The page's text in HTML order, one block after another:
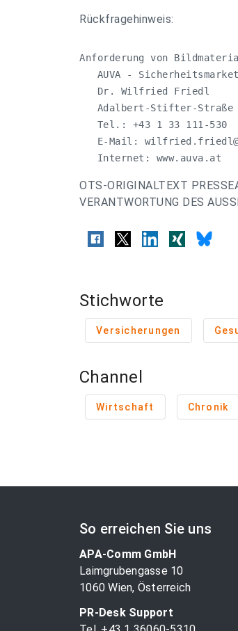
Rückfragehinweis:
Anforderung von
AUVA -
   Dr. Wilfried Friedl
Adalbert-Stifter-Straße
   Tel.: +43 1 33 111-530
   E-Mail:
   Internet: www.auva.at
OTS-ORIGINALTEXT
VERANTWORTUNG DES
Stichworte
Versicherungen
Channel
Wirtschaft Chronik
So erreichen Sie uns
APA-Comm GmbH
Laimgrubengasse 10
1060 Wien, Österreich
PR-Desk Support